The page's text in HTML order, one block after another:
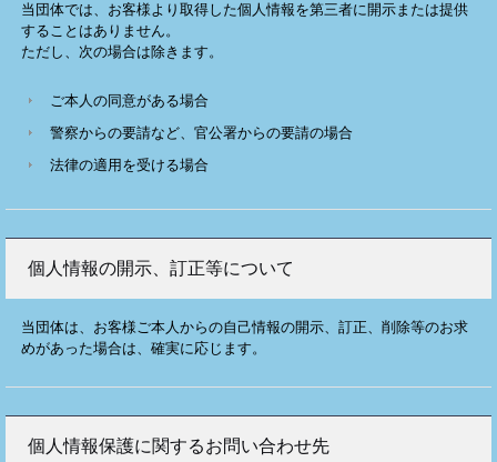
当団体では、お客様より取得した個人情報を第三者に開示または提供
することはありません。
ただし、次の場合は除きます。
ご本人の同意がある場合
警察からの要請など、官公署からの要請の場合
法律の適用を受ける場合
個人情報の開示、訂正等について
当団体は、お客様ご本人からの自己情報の開示、訂正、削除等のお求
めがあった場合は、確実に応じます。
個人情報保護に関するお問い合わせ先